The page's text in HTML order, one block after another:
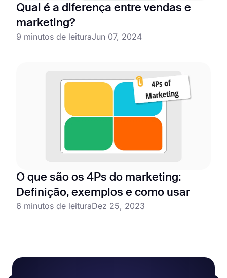
Qual é a diferença entre vendas e
marketing?
9 minutos de leituraJun 07, 2024
O que são os 4Ps do marketing:
Definição, exemplos e como usar
6 minutos de leituraDez 25, 2023